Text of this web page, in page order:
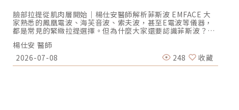
大的影響。5.骨膜和深層筋膜 (Periosteum and deep
fascia) –骨頭萎縮深層支撐結構，與骨骼相連，對臉部結構穩
定性具有關鍵作用。最深層的老化表現在顴骨、下顎骨等支撐
骨架的縮小與萎縮，使整體輪廓往內陷，臉看起來垮、凹，沒
有精神。（圖／杰膚美診所-李杰年醫師提供）因此近年來李
醫師在諮詢時都一直在宣導，真正有效的抗衰，需要一層一層
的對症下藥，分層定制不同的抗衰方法，多維度抗衰，由深層
至淺層定向解決，才能達到真正意義上的「看起來變年輕」。
臉部拉提從肌肉層開始｜楊仕安醫師解析菲斯波 EMFACE 大
家熟悉的鳳凰電波、海芙音波、索夫波，甚至E電波等儀器，
都是常見的緊緻拉提選擇。但為什麼大家還要認識菲斯波？關
菲斯波正式是目前台灣唯一能✅深入肌肉層✅強化肌肉張力與
密度，同時✅促進膠原蛋白新生的拉提儀器，而且完全無痛、
零傷口！ 現在就跟著楊醫師的腳步，一同來了解EMFACE菲斯
楊仕安 醫師
2026-07-08
248 收藏